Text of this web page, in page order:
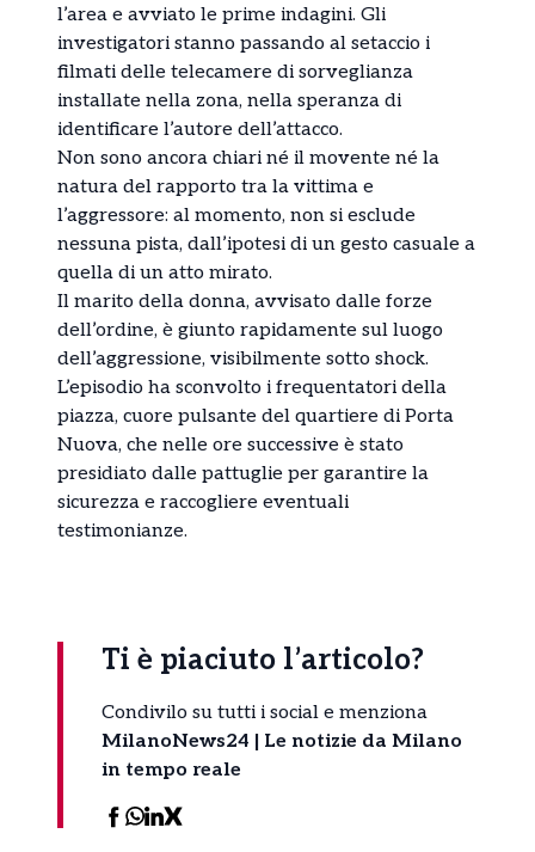
l’area e avviato le prime indagini. Gli
investigatori stanno passando al setaccio i
filmati delle telecamere di sorveglianza
installate nella zona, nella speranza di
identificare l’autore dell’attacco.
Non sono ancora chiari né il movente né la
natura del rapporto tra la vittima e
l’aggressore: al momento, non si esclude
nessuna pista, dall’ipotesi di un gesto casuale a
quella di un atto mirato.
Il marito della donna, avvisato dalle forze
dell’ordine, è giunto rapidamente sul luogo
dell’aggressione, visibilmente sotto shock.
L’episodio ha sconvolto i frequentatori della
piazza, cuore pulsante del quartiere di Porta
Nuova, che nelle ore successive è stato
presidiato dalle pattuglie per garantire la
sicurezza e raccogliere eventuali
testimonianze.
Ti è piaciuto l’articolo?
Condivilo su tutti i social e menziona
MilanoNews24 | Le notizie da Milano
in tempo reale